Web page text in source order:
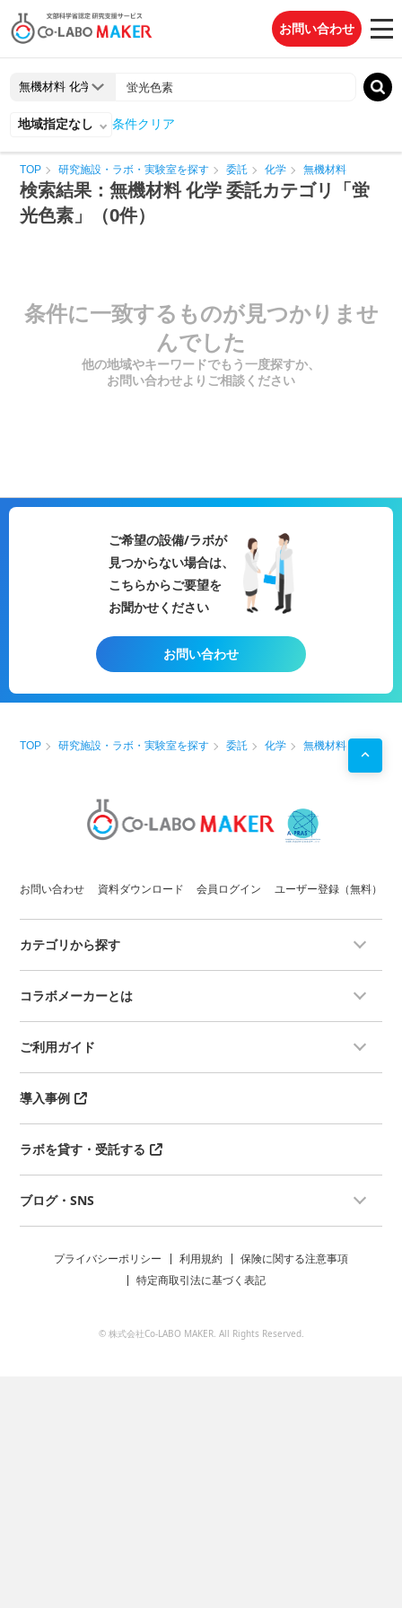
お問い合わせ
地域指定なし 条件クリア
TOP 研究施設・ラボ・実験室を探す 委託 化学 無機材料
検索結果：無機材料 化学 委託カテゴリ「蛍
光色素」（0件）
条件に一致するものが見つかりませ
んでした
他の地域やキーワードでもう一度探すか、
お問い合わせよりご相談ください
ご希望の設備/ラボが
見つからない場合は、
こちらからご要望を
お聞かせください
お問い合わせ
TOP 研究施設・ラボ・実験室を探す 委託 化学 無機材料
お問い合わせ 資料ダウンロード 会員ログイン ユーザー登録（無料）
カテゴリから探す
コラボメーカーとは
ご利用ガイド
導入事例
ラボを貸す・受託する
ブログ・SNS
プライバシーポリシー 利用規約
保険に関する注意事項
特定商取引法に基づく表記
© 株式会社Co-LABO MAKER. All Rights Reserved.